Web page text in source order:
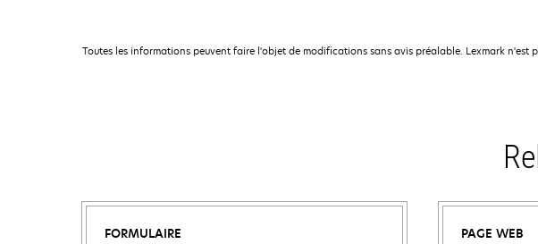
Toutes les informations peuvent faire l'objet de modifications sans avis préalable. Lexmark n'est
FORMULAIRE PAGE WEB